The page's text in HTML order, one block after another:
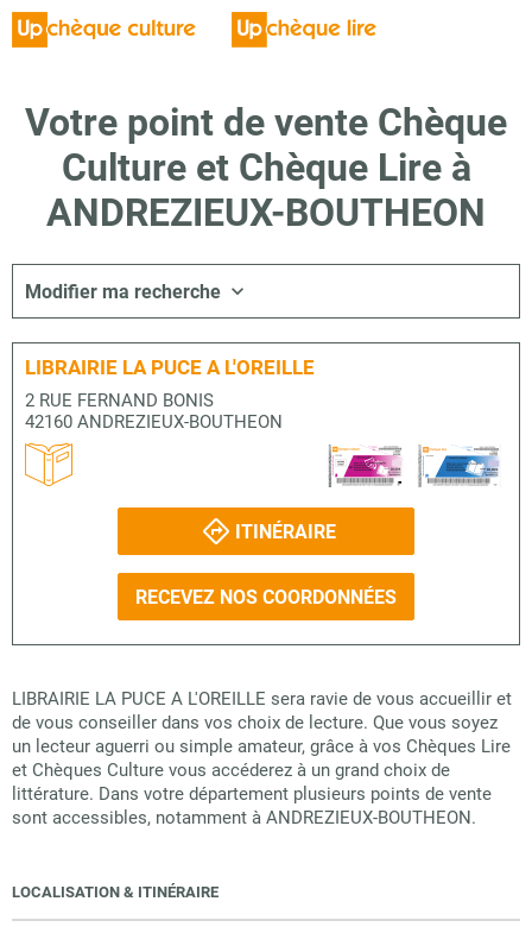
Votre point de vente Chèque
Culture et Chèque Lire à
ANDREZIEUX-BOUTHEON
Modifier ma recherche
LIBRAIRIE LA PUCE A L'OREILLE
2 RUE FERNAND BONIS
42160 ANDREZIEUX-BOUTHEON
ITINÉRAIRE
RECEVEZ NOS COORDONNÉES
LIBRAIRIE LA PUCE A L'OREILLE sera ravie de vous accueillir et
de vous conseiller dans vos choix de lecture. Que vous soyez
un lecteur aguerri ou simple amateur, grâce à vos Chèques Lire
et Chèques Culture vous accéderez à un grand choix de
littérature. Dans votre département plusieurs points de vente
sont accessibles, notamment à ANDREZIEUX-BOUTHEON.
LOCALISATION & ITINÉRAIRE